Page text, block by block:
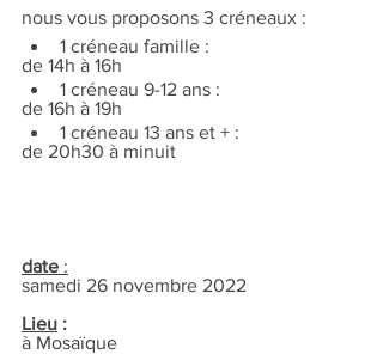
nous vous proposons 3 créneaux :
1 créneau famille :
de 14h à 16h
1 créneau 9-12 ans :
de 16h à 19h
1 créneau 13 ans et + :
de 20h30 à minuit
date :
samedi 26 novembre 2022
Lieu :
à Mosaïque